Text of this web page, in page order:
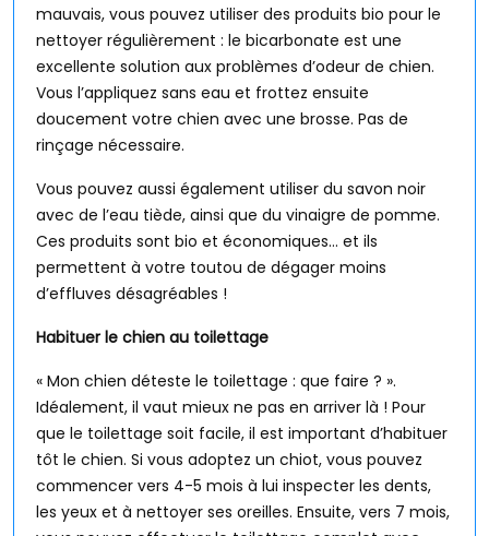
mauvais, vous pouvez utiliser des produits bio pour le
nettoyer régulièrement : le bicarbonate est une
excellente solution aux problèmes d’odeur de chien.
Vous l’appliquez sans eau et frottez ensuite
doucement votre chien avec une brosse. Pas de
rinçage nécessaire.
Vous pouvez aussi également utiliser du savon noir
avec de l’eau tiède, ainsi que du vinaigre de pomme.
Ces produits sont bio et économiques… et ils
permettent à votre toutou de dégager moins
d’effluves désagréables !
Habituer le chien au toilettage
« Mon chien déteste le toilettage : que faire ? ».
Idéalement, il vaut mieux ne pas en arriver là ! Pour
que le toilettage soit facile, il est important d’habituer
tôt le chien. Si vous adoptez un chiot, vous pouvez
commencer vers 4-5 mois à lui inspecter les dents,
les yeux et à nettoyer ses oreilles. Ensuite, vers 7 mois,